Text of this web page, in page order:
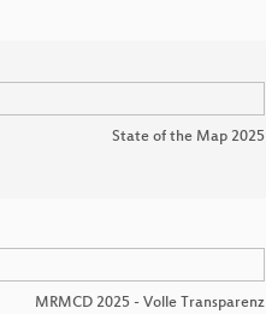
State of the Map 2025
MRMCD 2025 - Volle Transparenz